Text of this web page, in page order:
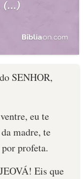
SENHOR,
eu te
madre, te
profeta.
Eis que